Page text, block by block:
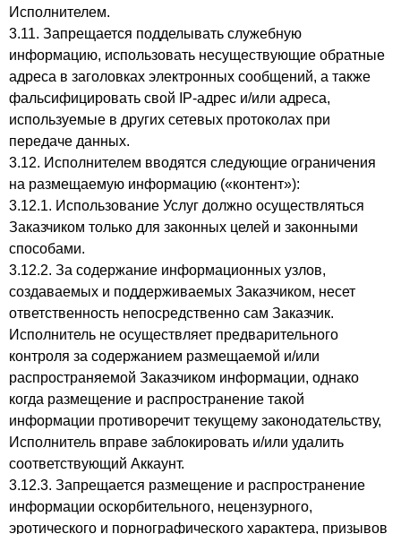
Исполнителем.
3.11. Запрещается подделывать служебную
информацию, использовать несуществующие обратные
адреса в заголовках электронных сообщений, а также
фальсифицировать свой IP-адрес и/или адреса,
используемые в других сетевых протоколах при
передаче данных.
3.12. Исполнителем вводятся следующие ограничения
на размещаемую информацию («контент»):
3.12.1. Использование Услуг должно осуществляться
Заказчиком только для законных целей и законными
способами.
3.12.2. За содержание информационных узлов,
создаваемых и поддерживаемых Заказчиком, несет
ответственность непосредственно сам Заказчик.
Исполнитель не осуществляет предварительного
контроля за содержанием размещаемой и/или
распространяемой Заказчиком информации, однако
когда размещение и распространение такой
информации противоречит текущему законодательству,
Исполнитель вправе заблокировать и/или удалить
соответствующий Аккаунт.
3.12.3. Запрещается размещение и распространение
информации оскорбительного, нецензурного,
эротического и порнографического характера, призывов